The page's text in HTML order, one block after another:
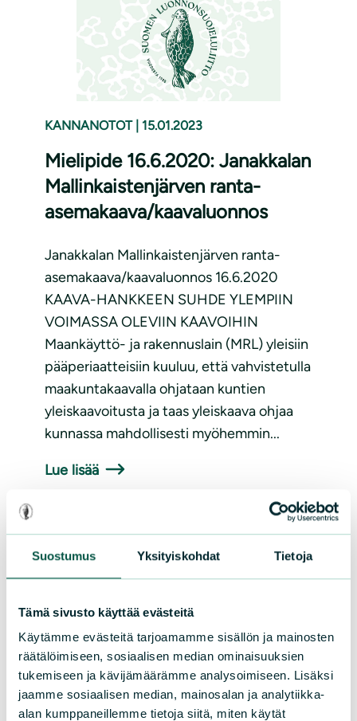
Suostumus Yksityiskohdat Tietoja
Tämä sivusto käyttää evästeitä
Käytämme evästeitä tarjoamamme sisällön ja mainosten
räätälöimiseen, sosiaalisen median ominaisuuksien
tukemiseen ja kävijämäärämme analysoimiseen. Lisäksi
jaamme sosiaalisen median, mainosalan ja analytiikka-
alan kumppaneillemme tietoja siitä, miten käytät
KANNANOTOT 15.01.2023
Mielipide 16.6.2020: Janakkalan
Mallinkaistenjärven ranta-
asemakaava/kaavaluonnos
Janakkalan Mallinkaistenjärven ranta-
asemakaava/kaavaluonnos 16.6.2020
KAAVA-HANKKEEN SUHDE YLEMPIIN
VOIMASSA OLEVIIN KAAVOIHIN
Maankäyttö- ja rakennuslain (MRL) yleisiin
pääperiaatteisiin kuuluu, että vahvistetulla
maakuntakaavalla ohjataan kuntien
yleiskaavoitusta ja taas yleiskaava ohjaa
kunnassa mahdollisesti myöhemmin...
Lue lisää
KANNANOTOT | 15.01.2023
Mielipide 7.1.2019: Janakkalan
Mallinkaistenjärven ranta-